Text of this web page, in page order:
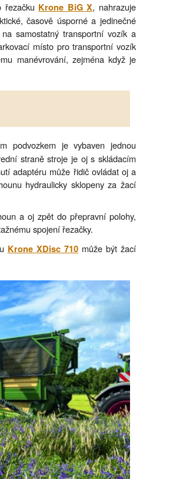
řezačku Krone BiG X, nahrazuje
časově úsporné a jedinečné
samostatný transportní vozík a
místo pro transportní vozík
manévrování, zejména když je
podvozkem je vybaven jednou
straně stroje je oj s skládacím
adaptéru může řidič ovládat oj a
hydraulicky sklopeny za žací
a oj zpět do přepravní polohy,
spojení řezačky.
Krone XDisc 710může být žací